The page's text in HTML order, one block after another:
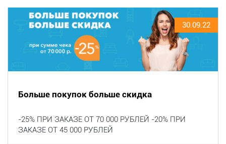
30.09.22
Больше покупок больше скидка
-25% ПРИ ЗАКАЗЕ ОТ 70 000 РУБЛЕЙ -20% ПРИ
ЗАКАЗЕ ОТ 45 000 РУБЛЕЙ